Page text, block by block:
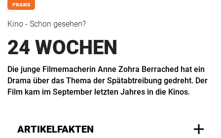
PRAXIS
Kino - Schon gesehen?
24 WOCHEN
Die junge Filmemacherin Anne Zohra Berrached hat ein
Drama über das Thema der Spätabtreibung gedreht. Der
Film kam im September letzten Jahres in die Kinos.
ARTIKELFAKTEN